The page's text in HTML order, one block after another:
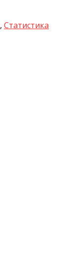
, Статистика